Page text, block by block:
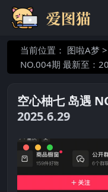
当前位置： 图啦A梦 >
NO.004期 最新至：
空心柚七 岛遇
2025.6.29